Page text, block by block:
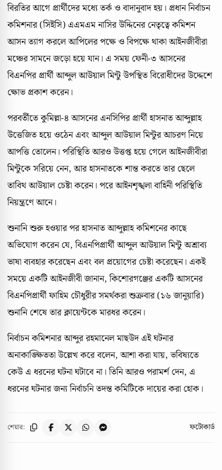
বিরতির আগে প্রার্থীদের মধ্যে তর্ক ও বাদানুবাদ হয়। প্রধান নির্বাচন
কমিশনার (সিইসি) এএমএম নাসির উদ্দিনের নেতৃত্বে কমিশন
আসন ত্যাগ করলে আপিলের পক্ষে ও বিপক্ষে থাকা আইনজীবীরা
মঞ্চের সামনে জড়ো হয়ে যান। এ সময় ফেনী-৩ আসনের
বিএনপির প্রার্থী আব্দুল আউয়াল মিন্টু উপস্থিত বিরোধীদের উদ্দেশে
ক্ষোভ প্রকাশ করেন।
পরবর্তীতে কুমিল্লা-৪ আসনের এনসিপির প্রার্থী হাসনাত আব্দুল্লাহ
উত্তেজিত হয়ে ওঠেন এবং আব্দুল আউয়াল মিন্টুর আচরণ নিয়ে
আপত্তি তোলেন। পরিস্থিতি আরও উত্তপ্ত হয়ে গেলে আইনজীবীরা
মিন্টুকে সরিয়ে নেন, আর হাসনাতকে শান্ত করতে তার ছেলে
তাবিথ আউয়াল চেষ্টা করেন। পরে আইনশৃঙ্খলা বাহিনী পরিস্থিতি
নিয়ন্ত্রণে আনে।
শুনানি শুরু হওয়ার পর হাসনাত আব্দুল্লাহ কমিশনের কাছে
অভিযোগ করেন যে, বিএনপিপ্রার্থী আব্দুল আউয়াল মিন্টু অশ্রাব্য
ভাষা ব্যবহার করেছেন এবং বল প্রয়োগের চেষ্টা করেছেন। একই
সময়ে একটি আইনজীবী জানান, কিশোরগঞ্জের একটি আসনের
বিএনপিপ্রার্থী ফাহিম চৌধুরীর সমর্থকরা শুক্রবার (১৬ জানুয়ারি)
শুনানি শেষে তার ক্লায়েন্টকে মারধর করেন।
নির্বাচন কমিশনার আব্দুর রহমানেল মাছউদ এই ঘটনার
অনাকাঙ্ক্ষিততা উল্লেখ করে বলেন, আশা করা যায়, ভবিষ্যতে
কেউ এ ধরনের ঘটনা ঘটাবে না। তিনি আরও পরামর্শ দেন, এ
ধরনের ঘটনার জন্য নির্বাচনি তদন্ত কমিটিকে দায়ের করা হোক।
শেয়ার: ফটোকার্ড